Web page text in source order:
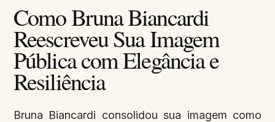
Como Bruna Biancardi
Reescreveu Sua Imagem
Pública com Elegância e
Resiliência
Bruna Biancardi consolidou sua imagem como